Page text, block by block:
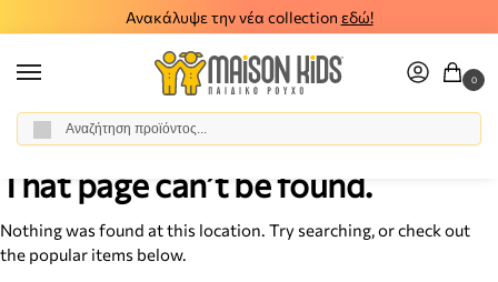
Δωρεάν μεταφορικά για παραγγελίες άνω των 50€
0
Αρχική σελίδα / Σφάλμα 404
That page can’t be found.
Nothing was found at this location. Try searching, or check out
the popular items below.